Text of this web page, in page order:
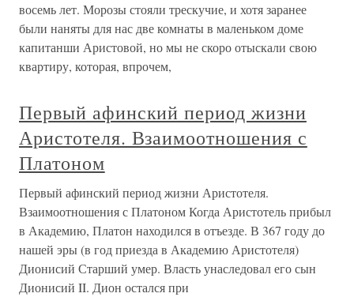
восемь лет. Морозы стояли трескучие, и хотя заранее
были наняты для нас две комнаты в маленьком доме
капитанши Аристовой, но мы не скоро отыскали свою
квартиру, которая, впрочем,
Первый афинский период жизни
Аристотеля. Взаимоотношения с
Платоном
Первый афинский период жизни Аристотеля.
Взаимоотношения с Платоном Когда Аристотель прибыл
в Академию, Платон находился в отъезде. В 367 году до
нашей эры (в год приезда в Академию Аристотеля)
Дионисий Старший умер. Власть унаследовал его сын
Дионисий II. Дион остался при